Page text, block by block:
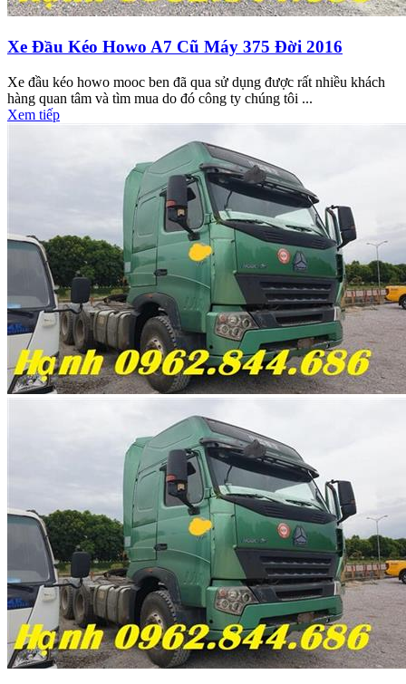
Xe Đầu Kéo Howo A7 Cũ Máy 375 Đời 2016
Xe đầu kéo howo mooc ben đã qua sử dụng được rất nhiều khách
hàng quan tâm và tìm mua do đó công ty chúng tôi ...
Xem tiếp